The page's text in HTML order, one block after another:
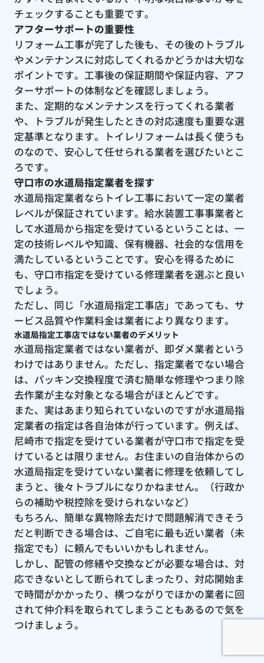
チェックすることも重要です。
アフターサポートの重要性
リフォーム工事が完了した後も、その後のトラブル
やメンテナンスに対応してくれるかどうかは大切な
ポイントです。工事後の保証期間や保証内容、アフ
ターサポートの体制などを確認しましょう。
また、定期的なメンテナンスを行ってくれる業者
や、トラブルが発生したときの対応速度も重要な選
定基準となります。トイレリフォームは長く使うも
のなので、安心して任せられる業者を選びたいとこ
ろです。
守口市の水道局指定業者を探す
水道局指定業者ならトイレ工事において一定の業者
レベルが保証されています。給水装置工事事業者と
して水道局から指定を受けているということは、一
定の技術レベルや知識、保有機器、社会的な信用を
満たしているということです。安心を得るために
も、守口市指定を受けている修理業者を選ぶと良い
でしょう。
ただし、同じ「水道局指定工事店」であっても、サ
ービス品質や作業料金は業者により異なります。
水道局指定工事店ではない業者のデメリット
水道局指定業者ではない業者が、即ダメ業者という
わけではありません。ただし、指定業者でない場合
は、パッキン交換程度で済む簡単な修理やつまり除
去作業が主な対象となる場合がほとんどです。
また、実はあまり知られていないのですが水道局指
定業者の指定は各自治体が行っています。例えば、
尼崎市で指定を受けている業者が守口市で指定を受
けているとは限りません。お住まいの自治体からの
水道局指定を受けていない業者に修理を依頼してし
まうと、後々トラブルになりかねません。（行政か
らの補助や税控除を受けられないなど）
もちろん、簡単な異物除去だけで問題解消できそう
だと判断できる場合は、ご自宅に最も近い業者（未
指定でも）に頼んでもいいかもしれません。
しかし、配管の修繕や交換などが必要な場合は、対
応できないとして断られてしまったり、対応開始ま
で時間がかかったり、横つながりでほかの業者に回
されて仲介料を取られてしまうこともあるので気を
つけましょう。